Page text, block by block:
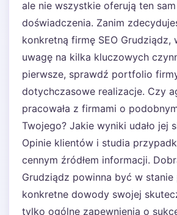
ale nie wszystkie oferują ten
doświadczenia. Zanim
konkretną firmę SEO
uwagę na kilka kluczowych
pierwsze, sprawdź portfolio
dotychczasowe realizacje. Czy
pracowała z firmami o
Twojego? Jakie wyniki udało jej
Opinie klientów i studia
cennym źródłem informacji.
Grudziądz powinna być w
konkretne dowody swojej
tylko ogólne zapewnienia o